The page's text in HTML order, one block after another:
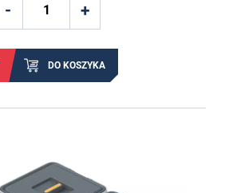
DO KOSZYKA